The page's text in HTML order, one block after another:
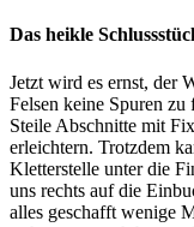
Das heikle
Jetzt wird es ernst, der
Felsen keine Spuren
Steile Abschnitte mit
erleichtern. Trotzdem
Kletterstelle unter die
uns rechts auf die
alles geschafft wenige